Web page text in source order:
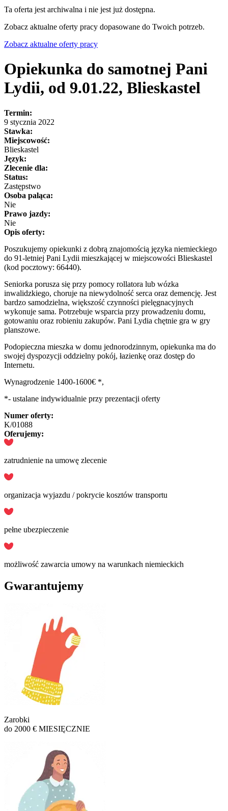
Ta oferta jest archiwalna i nie jest już dostępna.
Zobacz aktualne oferty pracy dopasowane do Twoich potrzeb.
Zobacz aktualne oferty pracy
Opiekunka do samotnej Pani
Lydii, od 9.01.22, Blieskastel
Termin:
9 stycznia 2022
Stawka:
Miejscowość:
Blieskastel
Język:
Zlecenie dla:
Status:
Zastępstwo
Osoba paląca:
Nie
Prawo jazdy:
Nie
Opis oferty:
Poszukujemy opiekunki z dobrą znajomością języka niemieckiego
do 91-letniej Pani Lydii mieszkającej w miejscowości Blieskastel
(kod pocztowy: 66440).
Seniorka porusza się przy pomocy rollatora lub wózka
inwalidzkiego, choruje na niewydolność serca oraz demencję. Jest
bardzo samodzielna, większość czynności pielęgnacyjnych
wykonuje sama. Potrzebuje wsparcia przy prowadzeniu domu,
gotowaniu oraz robieniu zakupów. Pani Lydia chętnie gra w gry
planszowe.
Podopieczna mieszka w domu jednorodzinnym, opiekunka ma do
swojej dyspozycji oddzielny pokój, łazienkę oraz dostęp do
Internetu.
Wynagrodzenie 1400-1600€ *,
*- ustalane indywidualnie przy prezentacji oferty
Numer oferty:
K/01088
Oferujemy:
zatrudnienie na umowę zlecenie
organizacja wyjazdu / pokrycie kosztów transportu
pełne ubezpieczenie
możliwość zawarcia umowy na warunkach niemieckich
Gwarantujemy
Zarobki
do 2000 € MIESIĘCZNIE